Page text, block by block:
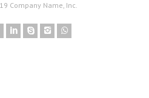
Company Name, Inc.